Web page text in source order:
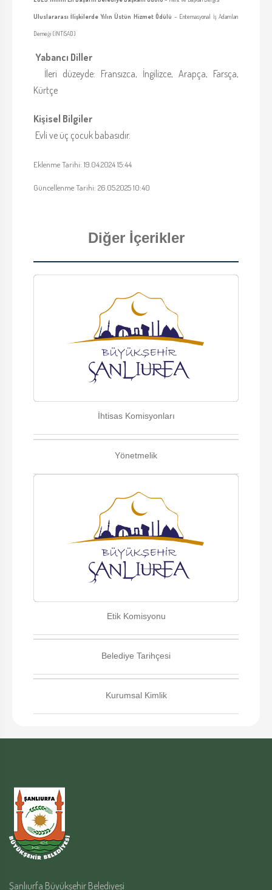
Uluslararası İlişkilerde Yılın Üstün Hizmet Ödülü – Enternasyonal İş Adamları
Derneği (İNTİSAD)
Yabancı Diller
İleri düzeyde: Fransızca, İngilizce, Arapça, Farsça,
Kürtçe
Kişisel Bilgiler
Evli ve üç çocuk babasıdır.
Eklenme Tarihi: 19.04.2024 15:44
Güncellenme Tarihi: 26.05.2025 10:40
Diğer İçerikler
İhtisas Komisyonları
Yönetmelik
Etik Komisyonu
Belediye Tarihçesi
Kurumsal Kimlik
Şanlıurfa Büyükşehir Belediyesi